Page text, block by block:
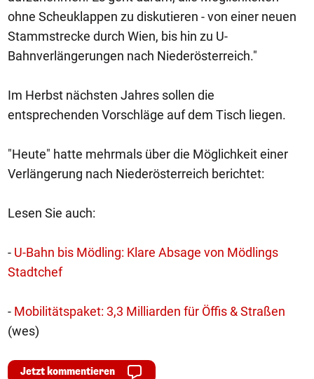
ohne Scheuklappen zu diskutieren - von einer neuen
Stammstrecke durch Wien, bis hin zu U-
Bahnverlängerungen nach Niederösterreich."
Im Herbst nächsten Jahres sollen die
entsprechenden Vorschläge auf dem Tisch liegen.
"Heute" hatte mehrmals über die Möglichkeit einer
Verlängerung nach Niederösterreich berichtet:
Lesen Sie auch:
- U-Bahn bis Mödling: Klare Absage von Mödlings
Stadtchef
- Mobilitätspaket: 3,3 Milliarden für Öffis & Straßen
(wes)
Jetzt kommentieren